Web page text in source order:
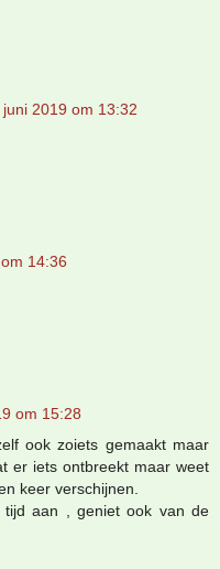
juni 2019 om 13:32
14:36
om 15:28
ook zoiets gemaakt maar
er iets ontbreekt maar weet
keer verschijnen.
tijd aan , geniet ook van de